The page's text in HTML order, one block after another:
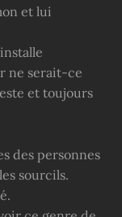
et lui
ne serait-ce
et toujours
des personnes
sourcils.